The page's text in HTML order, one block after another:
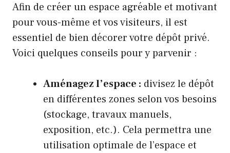
Afin de créer un espace agréable et motivant
pour vous-même et vos visiteurs, il est
essentiel de bien décorer votre dépôt privé.
Voici quelques conseils pour y parvenir :
Aménagez l’espace : divisez le dépôt
en différentes zones selon vos besoins
(stockage, travaux manuels,
exposition, etc.). Cela permettra une
utilisation optimale de l’espace et